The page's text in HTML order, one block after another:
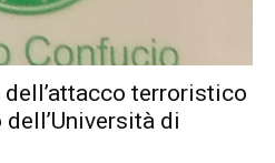
dell’attacco terroristico
di